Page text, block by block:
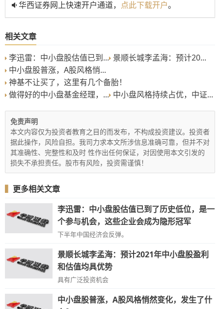
华西证券网上快速开户通道， 点此下载开户。
相关文章
李迅雷：中小盘股估值已到... 景顺长城李孟海：预计20...
中小盘股普涨，A股风格悄...
神基不让买了，这里有几个备胎！
做得好的中小盘基金经理，... 中小盘风格持续占优，中证...
免责声明
本文内容仅为投资者教育之目的而发布，不构成投资建议。投资者
据此操作，风险自担。我司力求本文所涉信息准确可靠，但并不对
其准确性、完整性和及时 性作出任何保证，对因使用本文引发的
损失不承担责任。股市有风险，投资需谨慎！
▍ 更多相关文章
李迅雷：中小盘股估值已到了历史低位，是一
个参与机会，这些企业会成为隐形冠军
下半年中国经济会反弹。
景顺长城李孟海：预计2021年中小盘股盈利
和估值均具优势
具有广泛投资机会
中小盘股普涨，A股风格悄然变化，发生了什